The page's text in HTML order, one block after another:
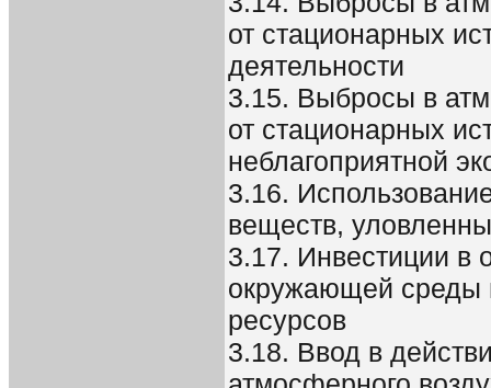
от стационарных
деятельности
3.15. Выбросы в
от стационарных
неблагоприятной
3.16.
веществ,
3.17. Инвестиции в
окружающей среды
ресурсов
3.18. Ввод в